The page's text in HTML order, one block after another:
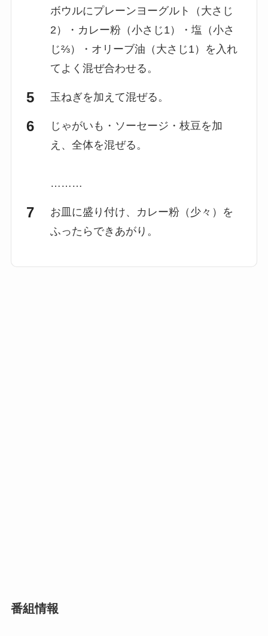
ボウルにプレーンヨーグルト（大さじ
2）・カレー粉（小さじ1）・塩（小さ
じ⅔）・オリーブ油（大さじ1）を入れ
てよく混ぜ合わせる。
玉ねぎを加えて混ぜる。
じゃがいも・ソーセージ・枝豆を加
え、全体を混ぜる。
………
お皿に盛り付け、カレー粉（少々）を
ふったらできあがり。
番組情報